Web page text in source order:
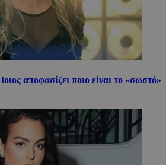
αποφασίζει ποιο είναι το «σωστό»